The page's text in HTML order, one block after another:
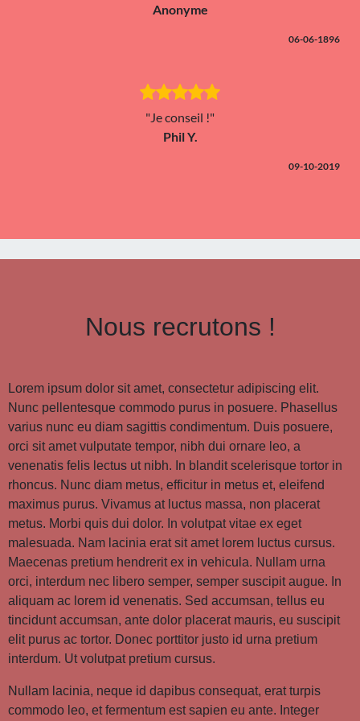
Anonyme
06-06-1896
"Je conseil !"
Phil Y.
09-10-2019
Nous recrutons !
Lorem ipsum dolor sit amet, consectetur adipiscing elit.
Nunc pellentesque commodo purus in posuere. Phasellus
varius nunc eu diam sagittis condimentum. Duis posuere,
orci sit amet vulputate tempor, nibh dui ornare leo, a
venenatis felis lectus ut nibh. In blandit scelerisque tortor in
rhoncus. Nunc diam metus, efficitur in metus et, eleifend
maximus purus. Vivamus at luctus massa, non placerat
metus. Morbi quis dui dolor. In volutpat vitae ex eget
malesuada. Nam lacinia erat sit amet lorem luctus cursus.
Maecenas pretium hendrerit ex in vehicula. Nullam urna
orci, interdum nec libero semper, semper suscipit augue. In
aliquam ac lorem id venenatis. Sed accumsan, tellus eu
tincidunt accumsan, ante dolor placerat mauris, eu suscipit
elit purus ac tortor. Donec porttitor justo id urna pretium
interdum. Ut volutpat pretium cursus.
Nullam lacinia, neque id dapibus consequat, erat turpis
commodo leo, et fermentum est sapien eu ante. Integer